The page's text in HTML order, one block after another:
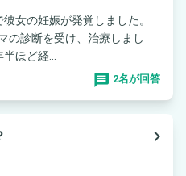
女の妊娠が発覚しました。
の診断を受け、治療しまし
ほど経...
2名が回答
navigate_next